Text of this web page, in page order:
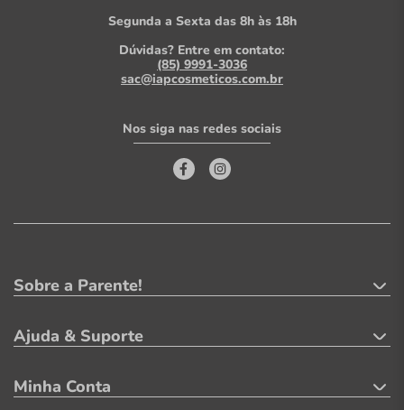
Segunda a Sexta das 8h às 18h
Dúvidas? Entre em contato:
(85) 9991-3036
sac@iapcosmeticos.com.br
Nos siga nas redes sociais
Sobre a Parente!
Ajuda & Suporte
Minha Conta